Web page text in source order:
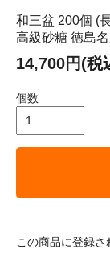
和三盆 200個 (
高級砂糖 徳島
14,700円(税
個数
この商品に登録